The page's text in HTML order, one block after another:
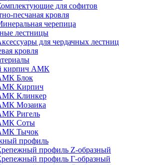
для софитов
песчаная кровля
черепица
лестницы
для чердачных лестниц
кровля
кирпич АМК
Блок
Кирпич
Клинкер
Мозаика
Ригель
Соты
Тычок
профиль
профиль Z-образный
профиль Г-образный